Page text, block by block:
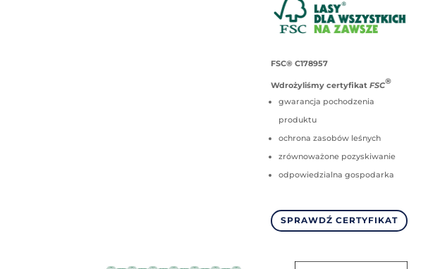
FSC® C178957
Wdrożyliśmy certyfikat FSC®
gwarancja pochodzenia
produktu
ochrona zasobów leśnych
zrównoważone pozyskiwanie
odpowiedzialna gospodarka
SPRAWDŹ CERTYFIKAT